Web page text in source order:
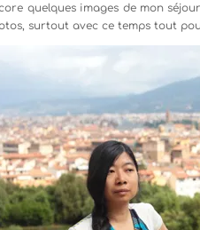
quelques images de mon
surtout avec ce temps tout